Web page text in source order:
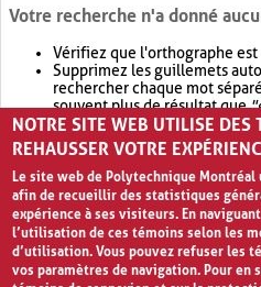
Votre recherche n'a donné
Vérifiez que l'orthographe est
Supprimez les guillemets
rechercher chaque mot
souvent plus de résultat que
Envisagez d'élargir votre
retournera souvent plus de
NOTRE SITE WEB UTILISE DES
REHAUSSER VOTRE
Le site web de Polytechnique
afin de recueillir des statistiques
expérience à ses visiteurs. En
l’utilisation de ces témoins selon les
d’utilisation. Vous pouvez refuser les
vos paramètres de navigation. Pour en